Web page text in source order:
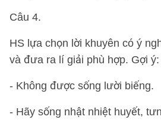
Câu 4.
HS lựa chọn lời khuyên có ý
và đưa ra lí giải phù hợp. Gợi ý:
- Không được sống lười biếng.
- Hãy sống nhật nhiệt huyết,